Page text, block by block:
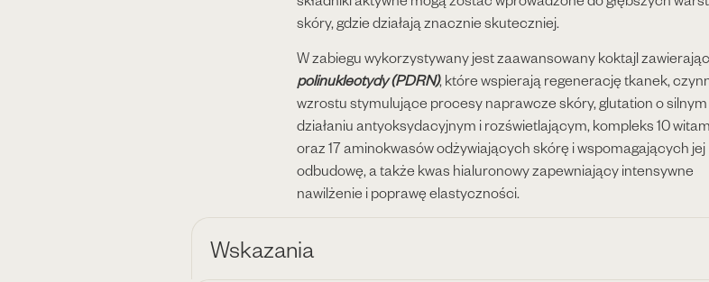
skóry, gdzie działają znacznie skuteczniej.
W zabiegu wykorzystywany jest zaawansowany koktajl
polinukleotydy (PDRN), które wspierają regenerację tkanek,
wzrostu stymulujące procesy naprawcze skóry, glutation o silnym
działaniu antyoksydacyjnym i rozświetlającym, kompleks 10
oraz 17 aminokwasów odżywiających skórę i wspomagających jej
odbudowę, a także kwas hialuronowy zapewniający intensywne
nawilżenie i poprawę elastyczności.
Wskazania